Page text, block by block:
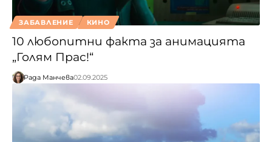
ЗАБАВЛЕНИЕ КИНО
10 любопитни факта за анимацията
„Голям Прас!“
Рада Манчева02.09.2025